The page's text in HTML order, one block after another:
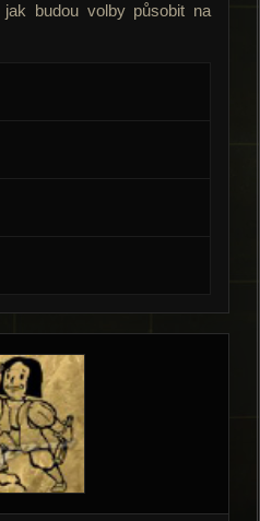
budou volby působit na